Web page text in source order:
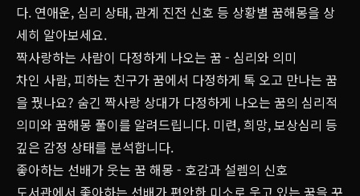
다. 연애운, 심리 상태, 관계 진전 신호 등 상황별 꿈해몽을 상
세히 알아보세요.
짝사랑하는 사람이 다정하게 나오는 꿈 - 심리와 의미
차인 사람, 피하는 친구가 꿈에서 다정하게 톡 오고 만나는 꿈
을 꿨나요? 숨긴 짝사랑 상대가 다정하게 나오는 꿈의 심리적
의미와 꿈해몽 풀이를 알려드립니다. 미련, 희망, 보상심리 등
깊은 감정 상태를 분석합니다.
좋아하는 선배가 웃는 꿈 해몽 - 호감과 설렘의 신호
도서관에서 좋아하는 선배가 편안한 미소로 웃고 있는 꿈을 꾸